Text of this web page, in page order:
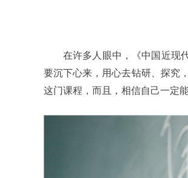
在许多人眼中，《中国近现
要沉下心来，用心去钻研、探究
这门课程，而且，相信自己一定